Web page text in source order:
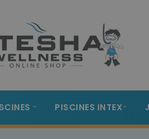
PISCINES INTEX